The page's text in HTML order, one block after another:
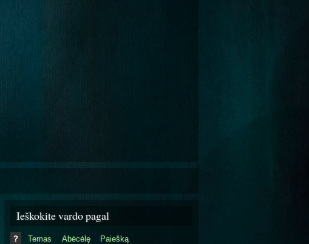
Ieškokite vardo pagal
? Temas Abėcėlę
Paiešką